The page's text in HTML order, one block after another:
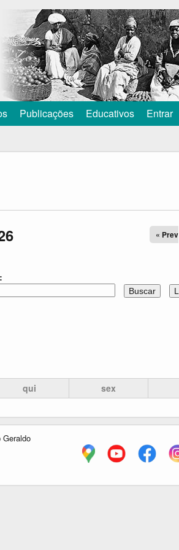
Publicações Educativos Entrar
« Prev
qui sex
Geraldo